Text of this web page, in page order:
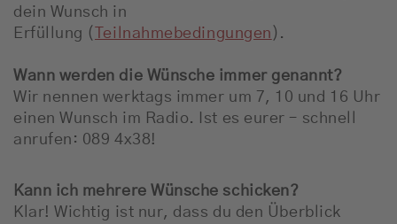
dein Wunsch in
Erfüllung (
Teilnahmebedingungen ).
Wann werden die Wünsche immer genannt?
Wir nennen werktags immer um 7, 10 und 16 Uhr
einen Wunsch im Radio. Ist es eurer – schnell
anrufen: 089 4x38!
Kann ich mehrere Wünsche schicken?
Klar! Wichtig ist nur, dass du den Überblick